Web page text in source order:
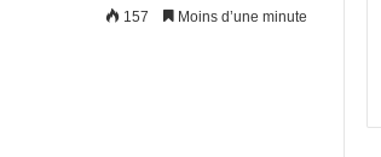
157 Moins d’une minute